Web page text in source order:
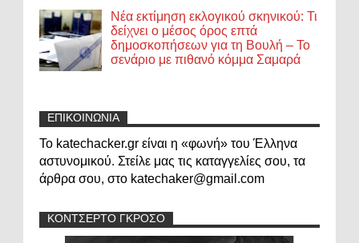
Νέα εκτίμηση εκλογικού σκηνικού: Τι
δείχνει ο μέσος όρος επτά
δημοσκοπήσεων για τη Βουλή – Το
σενάριο με πιθανό κόμμα Σαμαρά
ΕΠΙΚΟΙΝΩΝΙΑ
Το katechacker.gr είναι η «φωνή» του Έλληνα
αστυνομικού. Στείλε μας τις καταγγελίες σου, τα
άρθρα σου, στο katechaker@gmail.com
ΚΟΝΤΣΕΡΤΟ ΓΚΡΟΣΟ